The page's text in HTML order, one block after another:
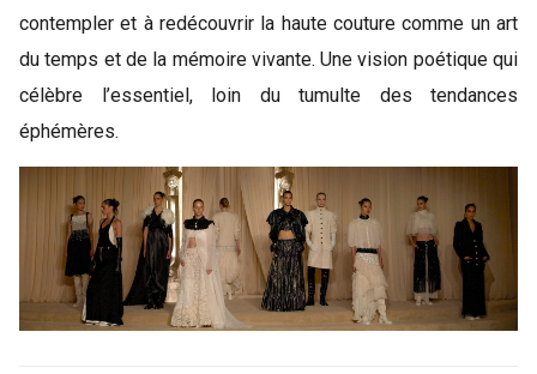
contempler et à redécouvrir la haute couture comme un art
du temps et de la mémoire vivante. Une vision poétique qui
célèbre l’essentiel, loin du tumulte des tendances
éphémères.